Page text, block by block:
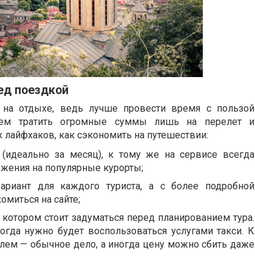
поездкой
отдыхе, ведь лучше провести время с пользой
тратить огромные суммы лишь на перелет и
как сэкономить на путешествии:
за месяц), к тому же на сервисе всегда
на популярные курорты;
для каждого туриста, а с более подробной
на сайте;
стоит задуматься перед планированием тура.
нужно будет воспользоваться услугами такси. К
— обычное дело, а иногда цену можно сбить даже